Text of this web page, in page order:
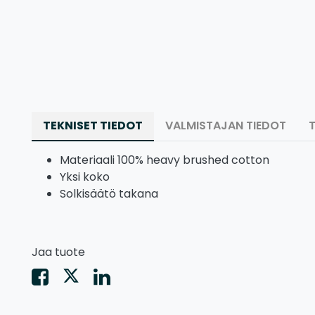
TEKNISET TIEDOT VALMISTAJAN TIEDOT
Materiaali 100% heavy brushed cotton
Yksi koko
Solkisäätö takana
Jaa tuote